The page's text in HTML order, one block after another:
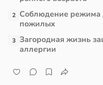
2 Соблюдение режима
пожилых
3 Загородная жизнь
аллергии